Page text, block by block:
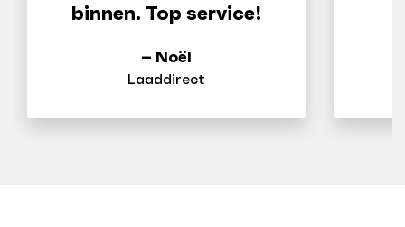
binnen. Top service!
– Noël
Laaddirect